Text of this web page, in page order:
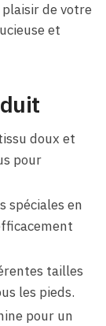
de votre
et
doux et
pour
spéciales en
tailles
les pieds.
pour un